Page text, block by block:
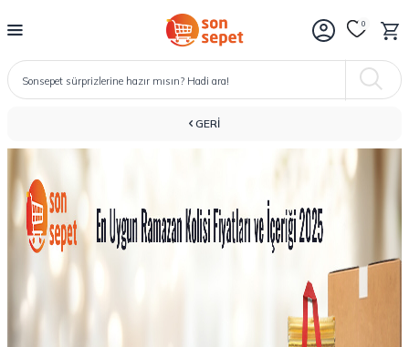
0
GERI